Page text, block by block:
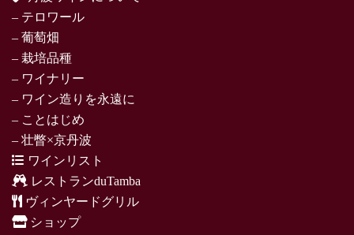
– テロワール
– 葡萄畑
– 栽培品種
– ワイナリー
– ワイン造りを永遠に
– ことはじめ
– 壮瞥×京丹波
ワインリスト
レストランduTamba
ヴィンヤードグリル
ショップ